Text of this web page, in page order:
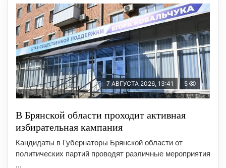
7 АВГУСТА 2026, 13:41 5
В Брянской области проходит активная
избирательная кампания
Кандидаты в Губернаторы Брянской области от
политических партий проводят различные мероприятия
...